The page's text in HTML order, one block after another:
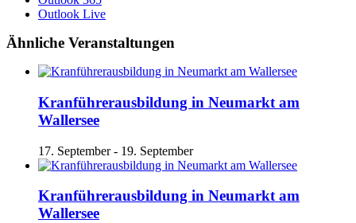
Outlook Live
Ähnliche Veranstaltungen
Kranführerausbildung in Neumarkt am
Wallersee
17. September- 19. September
Kranführerausbildung in Neumarkt am
Wallersee